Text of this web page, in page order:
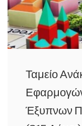
Ταμείο
Έξυπνων